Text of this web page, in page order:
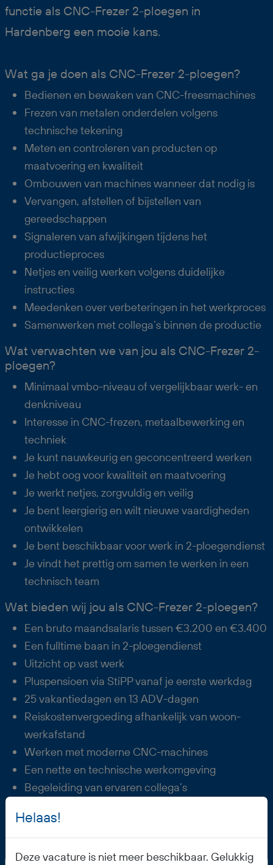
functie als CNC-Frezer 2-ploegen in
Hardenberg een mooie kans.
Wat ga je doen als CNC-Frezer 2-ploegen?
Bedienen en bewaken van CNC-freesmachines
Frezen van metalen onderdelen volgens
technische tekening
Meten en controleren van producten op
maatvoering en kwaliteit
Ombouwen van machines wanneer dat nodig is
Vervangen, afstellen of bijstellen van
gereedschappen
Signaleren van afwijkingen tijdens het
productieproces
Netjes en veilig werken volgens duidelijke
instructies
Meedenken over verbeteringen in het werkproces
Samenwerken met collega’s binnen de productie
Wat verwachten we van jou als CNC-Frezer 2-
ploegen?
Minimaal vmbo-niveau of vergelijkbaar werk- en
denkniveau
Interesse in CNC-frezen, metaalbewerking en
techniek
Je kunt nauwkeurig en geconcentreerd werken
Je hebt oog voor kwaliteit en maatvoering
Je werkt netjes, zorgvuldig en veilig
Je bent leergierig en wilt nieuwe vaardigheden
ontwikkelen
Je bent beschikbaar voor werk in 2-ploegendienst
Je vindt het prettig om samen te werken in een
technisch team
Wat bieden wij jou als CNC-Frezer 2-ploegen?
Een bruto maandsalaris tussen €3.200 en €3.400
Een fulltime baan in 2-ploegendienst
Uitzicht op vast werk
Pluspensioen via StiPP vanaf je eerste werkdag
25 vakantiedagen en 13 ADV-dagen
Reiskostenvergoeding afhankelijk van woon-
werkafstand
Werken met moderne CNC-machines
Een nette en technische werkomgeving
Begeleiding van ervaren collega’s
CNC-frezen
Helaas!
Deze vacature is niet meer beschikbaar. Gelukkig